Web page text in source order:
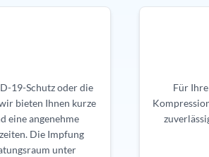
19-Schutz oder die
bieten Ihnen kurze
eine angenehme
Die Impfung
unter
Für